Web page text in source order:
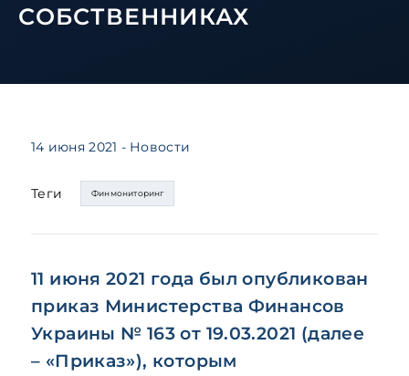
СОБСТВЕННИКАХ
14 июня 2021 - Новости
Теги Финмониторинг
11 июня 2021 года был опубликован
приказ Министерства Финансов
Украины № 163 от 19.03.2021 (далее
– «Приказ»), которым